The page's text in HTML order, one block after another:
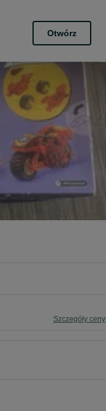
Otwórz
Szczegóły ceny